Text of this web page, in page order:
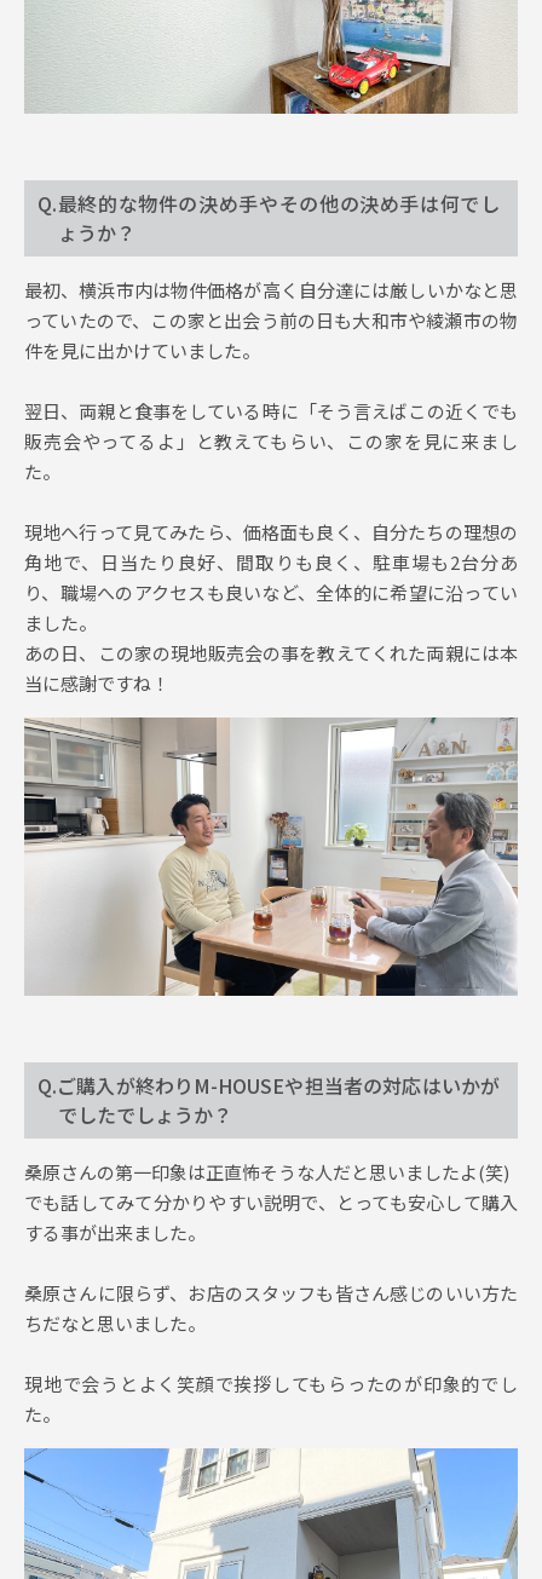
Q.最終的な物件の決め手やその他の決め手は何でし
ょうか？
最初、横浜市内は物件価格が高く自分達には厳しいかなと思
っていたので、この家と出会う前の日も大和市や綾瀬市の物
件を見に出かけていました。
翌日、両親と食事をしている時に「そう言えばこの近くでも
販売会やってるよ」と教えてもらい、この家を見に来まし
た。
現地へ行って見てみたら、価格面も良く、自分たちの理想の
角地で、日当たり良好、間取りも良く、駐車場も2台分あ
り、職場へのアクセスも良いなど、全体的に希望に沿ってい
ました。
あの日、この家の現地販売会の事を教えてくれた両親には本
当に感謝ですね！
Q.ご購入が終わりM-HOUSEや担当者の対応はいかが
でしたでしょうか？
桑原さんの第一印象は正直怖そうな人だと思いましたよ(笑)
でも話してみて分かりやすい説明で、とっても安心して購入
する事が出来ました。
桑原さんに限らず、お店のスタッフも皆さん感じのいい方た
ちだなと思いました。
現地で会うとよく笑顔で挨拶してもらったのが印象的でし
た。